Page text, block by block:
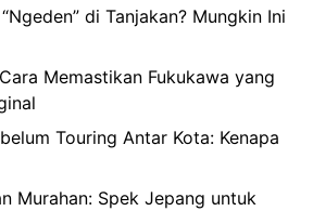
di Tanjakan? Mungkin Ini
Memastikan Fukukawa yang
Touring Antar Kota: Kenapa
Murahan: Spek Jepang untuk